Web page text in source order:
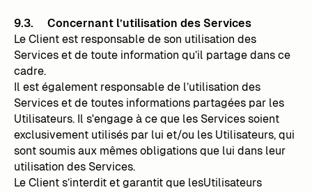
9.3. Concernant l’utilisation des Services
Le Client est responsable de son utilisation des
Services et de toute information qu’il partage dans ce
cadre.
Il est également responsable de l’utilisation des
Services et de toutes informations partagées par les
Utilisateurs. Il s'engage à ce que les Services soient
exclusivement utilisés par lui et/ou les Utilisateurs, qui
sont soumis aux mêmes obligations que lui dans leur
utilisation des Services.
Le Client s’interdit et garantit que lesUtilisateurs